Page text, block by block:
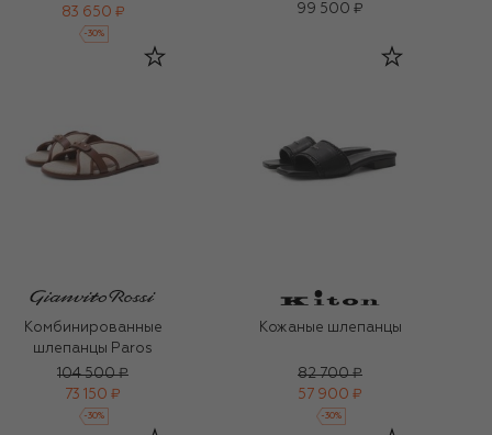
83 650 ₽
-30%
99 500 ₽
Комбинированные
шлепанцы Paros
104 500 ₽
73 150 ₽
-30%
Кожаные шлепанцы
82 700 ₽
57 900 ₽
-30%